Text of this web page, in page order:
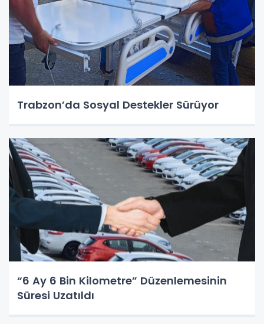
Trabzon’da Sosyal Destekler Sürüyor
“6 Ay 6 Bin Kilometre” Düzenlemesinin
Süresi Uzatıldı